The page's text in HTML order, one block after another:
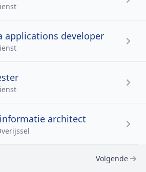
applications developer
architect
Volgende